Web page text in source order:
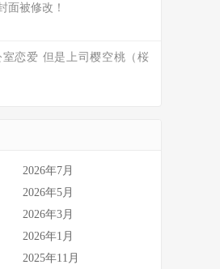
面被修改！
恋爱 但是上司樱空桃（桜
2026年7月
2026年5月
2026年3月
2026年1月
2025年11月